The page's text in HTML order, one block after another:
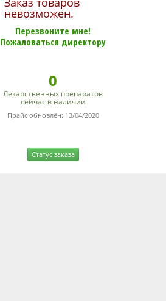
невозможен.
Перезвоните мне!
Пожаловаться директору
0
Лекарственных препаратов
сейчас в наличии
Прайс обновлён: 13/04/2020
Статус заказа